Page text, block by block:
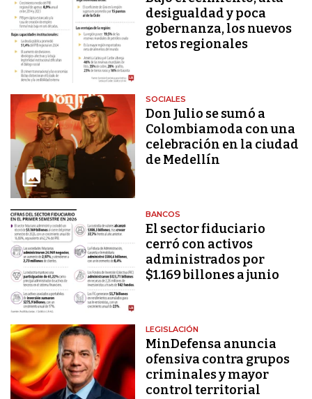
desigualdad y poca
gobernanza, los nuevos
retos regionales
SOCIALES
Don Julio se sumó a
Colombiamoda con una
celebración en la ciudad
de Medellín
BANCOS
El sector fiduciario
cerró con activos
administrados por
$1.169 billones a junio
LEGISLACIÓN
MinDefensa anuncia
ofensiva contra grupos
criminales y mayor
control territorial